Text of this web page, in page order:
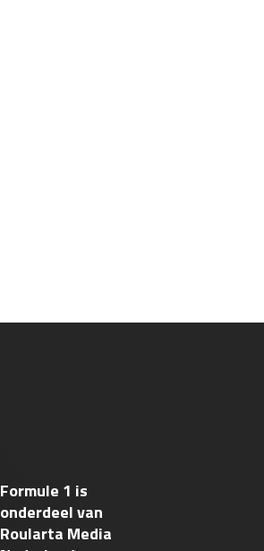
Formule 1 is
onderdeel van
Roularta Media